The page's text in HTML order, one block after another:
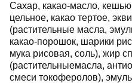
Сахар, какао-масло,
цельное, какао тертое,
(растительные масла,
какао-порошок, шарики
мука рисовая, соль), жир
(растительныемасла,
смеси токоферолов),